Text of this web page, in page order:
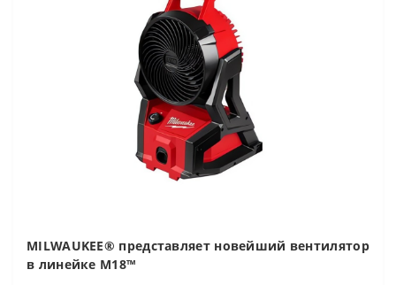
MILWAUKEE® представляет новейший вентилятор
в линейке M18™